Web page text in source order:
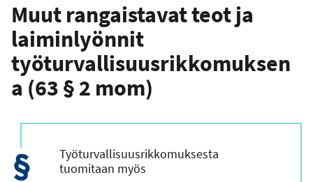
Muut rangaistavat teot ja
laiminlyönnit
työturvallisuusrikkomuksen
a (63 § 2 mom)
Työturvallisuusrikkomuksesta
tuomitaan myös